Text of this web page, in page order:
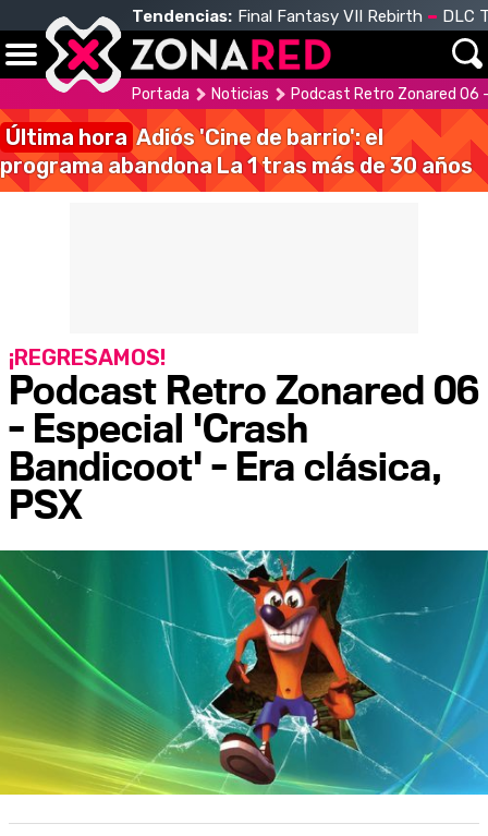
Tendencias: Final Fantasy VII Rebirth DLC
Portada Noticias Podcast Retro Zonared 06
Última hora Adiós 'Cine de barrio': el
programa abandona La 1 tras más de 30 años
Podcast Retro Zonared 06
- Especial 'Crash
Bandicoot' - Era clásica,
PSX
¡REGRESAMOS!